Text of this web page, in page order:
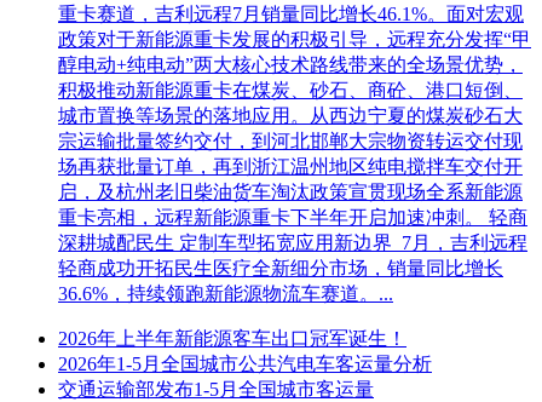
☑ 现场开标。开标地点为:沭阳民生城市公共交通有限公司三
楼会议室
七、采购公告(采购文件公告)期限
本采购公告期限，为采购公告发布之日起五个工作日。采购公
告发布媒体：宿迁市沭阳专区网。
八、其他补充事宜
九、对本次招标提出询问，请按以下方式联系。
1.采购人信息
名称：沭阳民生城市公共交通有限公司
重卡赛道，吉利远程7月销量同比增长46.1%。面对宏观
政策对于新能源重卡发展的积极引导，远程充分发挥“甲
醇电动+纯电动”两大核心技术路线带来的全场景优势，
积极推动新能源重卡在煤炭、砂石、商砼、港口短倒、
城市置换等场景的落地应用。从西边宁夏的煤炭砂石大
宗运输批量签约交付，到河北邯郸大宗物资转运交付现
场再获批量订单，再到浙江温州地区纯电搅拌车交付开
启，及杭州老旧柴油货车淘汰政策宣贯现场全系新能源
重卡亮相，远程新能源重卡下半年开启加速冲刺。 轻商
深耕城配民生 定制车型拓宽应用新边界 7月，吉利远程
轻商成功开拓民生医疗全新细分市场，销量同比增长
36.6%，持续领跑新能源物流车赛道。...
2026年上半年新能源客车出口冠军诞生！
2026年1-5月全国城市公共汽电车客运量分析
交通运输部发布1-5月全国城市客运量